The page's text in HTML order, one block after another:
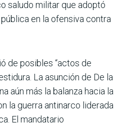
saludo militar que adoptó
en la ofensiva contra
de posibles “actos de
La asunción de De la
aún más la balanza hacia la
la guerra antinarco liderada
El mandatario